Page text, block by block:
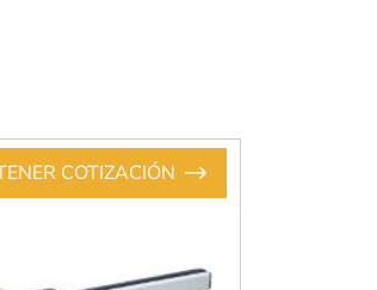
COTIZACIÓN